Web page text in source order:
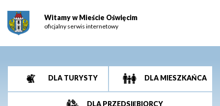
Witamy w Mieście Oświęcim
oficjalny serwis internetowy
DLA TURYSTY DLA MIESZKAŃCA
DLA PRZEDSIĘBIORCY